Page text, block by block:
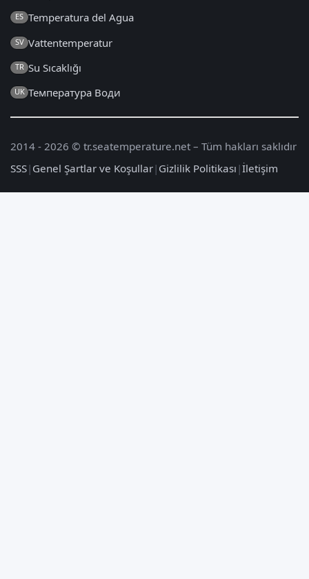
ES Temperatura del Agua
SV Vattentemperatur
TR Su Sıcaklığı
UK Температура Води
2014 - 2026 © tr.seatemperature.net – Tüm hakları saklıdır
SSS| Genel Şartlar ve Koşullar| Gizlilik Politikası |İletişim